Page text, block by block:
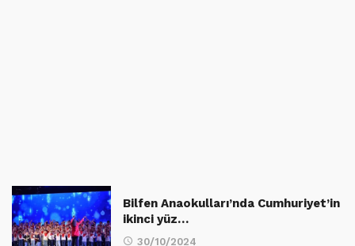
Bilfen Anaokulları’nda Cumhuriyet’in
ikinci yüz…
30/10/2024